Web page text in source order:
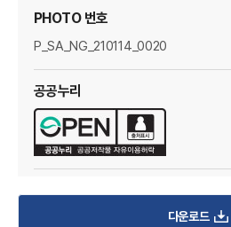
I
PHOTO 번호
P_SA_NG_210114_0020
공공누리
다운로드